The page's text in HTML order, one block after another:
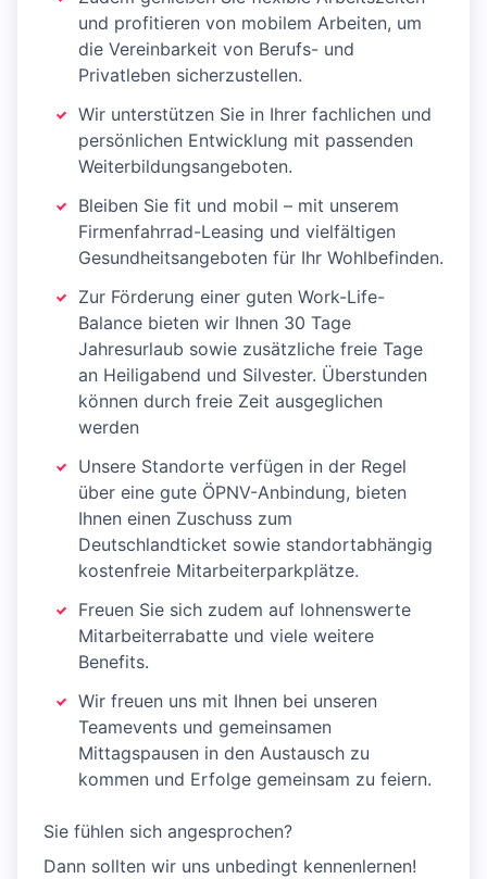
und profitieren von mobilem Arbeiten, um
die Vereinbarkeit von Berufs- und
Privatleben sicherzustellen.
Wir unterstützen Sie in Ihrer fachlichen und
persönlichen Entwicklung mit passenden
Weiterbildungsangeboten.
Bleiben Sie fit und mobil – mit unserem
Firmenfahrrad-Leasing und vielfältigen
Gesundheitsangeboten für Ihr Wohlbefinden.
Zur Förderung einer guten Work-Life-
Balance bieten wir Ihnen 30 Tage
Jahresurlaub sowie zusätzliche freie Tage
an Heiligabend und Silvester. Überstunden
können durch freie Zeit ausgeglichen
werden
Unsere Standorte verfügen in der Regel
über eine gute ÖPNV-Anbindung, bieten
Ihnen einen Zuschuss zum
Deutschlandticket sowie standortabhängig
kostenfreie Mitarbeiterparkplätze.
Freuen Sie sich zudem auf lohnenswerte
Mitarbeiterrabatte und viele weitere
Benefits.
Wir freuen uns mit Ihnen bei unseren
Teamevents und gemeinsamen
Mittagspausen in den Austausch zu
kommen und Erfolge gemeinsam zu feiern.
Sie fühlen sich angesprochen?
Dann sollten wir uns unbedingt kennenlernen!